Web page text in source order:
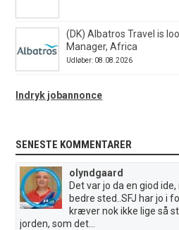
(DK) Albatros Travel is
Manager, Africa
Udløber: 08.08.2026
Indryk jobannonce
SENESTE KOMMENTARER
olyndgaard
Det var jo da en giod
bedre sted..SFJ har jo i
kræver nok ikke lige så
jorden, som det...